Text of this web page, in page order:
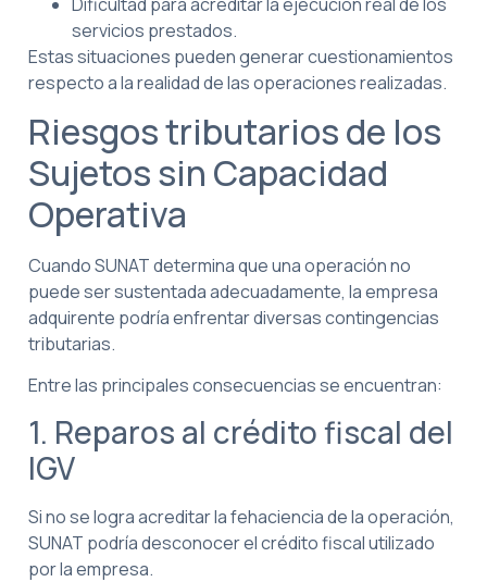
servicios prestados.
Estas situaciones pueden generar cuestionamientos
respecto a la realidad de las operaciones realizadas.
Riesgos tributarios de los
Sujetos sin Capacidad
Operativa
Cuando SUNAT determina que una operación no
puede ser sustentada adecuadamente, la empresa
adquirente podría enfrentar diversas contingencias
tributarias.
Entre las principales consecuencias se encuentran:
1. Reparos al crédito fiscal del
IGV
Si no se logra acreditar la fehaciencia de la operación,
SUNAT podría desconocer el crédito fiscal utilizado
por la empresa.